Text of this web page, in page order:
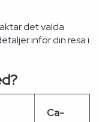
det valda
inför din resa i
Ca-